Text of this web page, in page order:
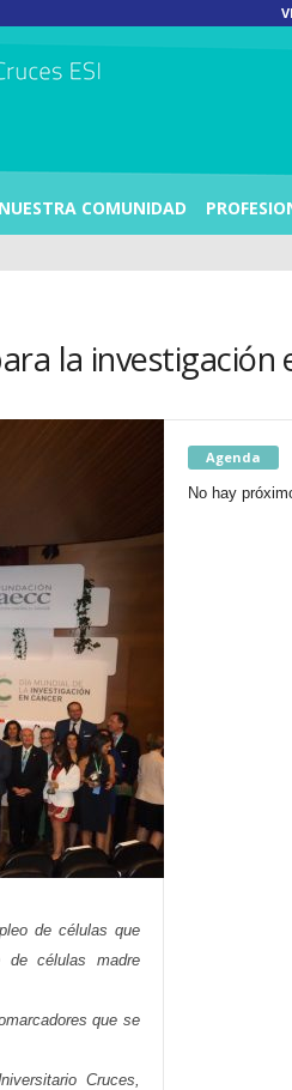
NUESTRA COMUNIDAD
Biocruces obtiene una ayuda de 300.000
de células que
de células madre
que se
Cruces,
Agenda
No hay